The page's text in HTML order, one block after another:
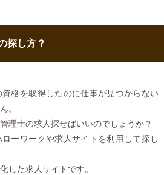
探し方？
格を取得したのに仕事が見つからない
。
理士の求人探せばいいのでしょうか？
ーワークや求人サイトを利用して探し
した求人サイトです。